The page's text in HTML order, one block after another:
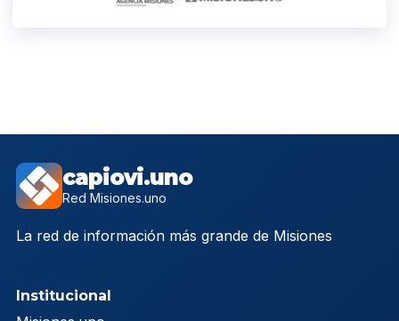
capiovi.uno
Red Misiones.uno
La red de información más grande de Misiones
Institucional